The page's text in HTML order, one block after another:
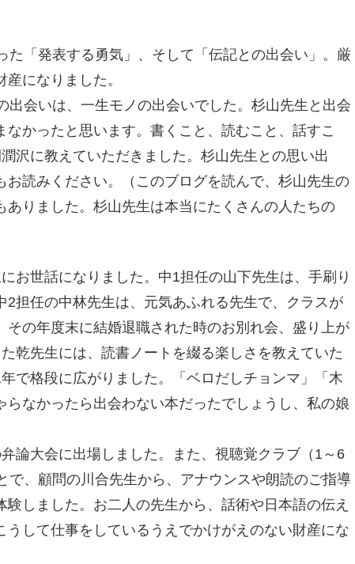
「発表する勇気」、そして「伝記との出会い」。厳
になりました。
会いは、一生モノの出会いでした。杉山先生と出会
かったと思います。書くこと、読むこと、話すこ
沢に教えていただきました。杉山先生との思い出
お読みください。（このブログを読んで、杉山先生の
りました。杉山先生は本当にたくさんの人たちの
お世話になりました。中1担任の山下先生は、手刷り
担任の中林先生は、元気あふれる先生で、クラスが
の年度末に結婚退職された時のお別れ会、盛り上が
乾先生には、読書ノートを綴る楽しさを教えていた
で格段に広がりました。「ベロだしチョンマ」「木
なかったら出会わない本だったでしょうし、私の娘
論大会に出場しました。また、視聴覚クラブ（1～6
、顧問の川合先生から、アナウンスや朗読のご指導
しました。お二人の先生から、話術や日本語の伝え
して仕事をしているうえでかけがえのない財産にな